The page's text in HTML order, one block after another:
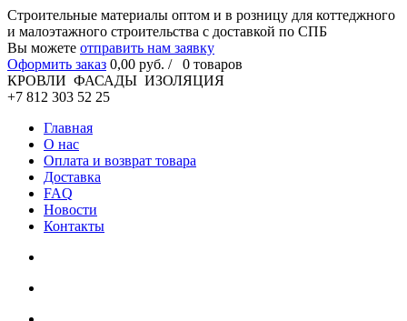
Cтроительные материалы оптом и в розницу для коттеджного
и малоэтажного строительства с доставкой по СПБ
Вы можете отправить нам заявку
Оформить заказ 0,00 руб. / 0 товаров
КРОВЛИ ФАСАДЫ ИЗОЛЯЦИЯ
+7 812 303 52 25
Главная
О нас
Оплата и возврат товара
Доставка
FAQ
Новости
Контакты